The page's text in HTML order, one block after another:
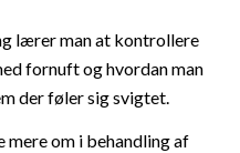
lærer man at kontrollere
fornuft og hvordan man
der føler sig svigtet.
om i behandling af